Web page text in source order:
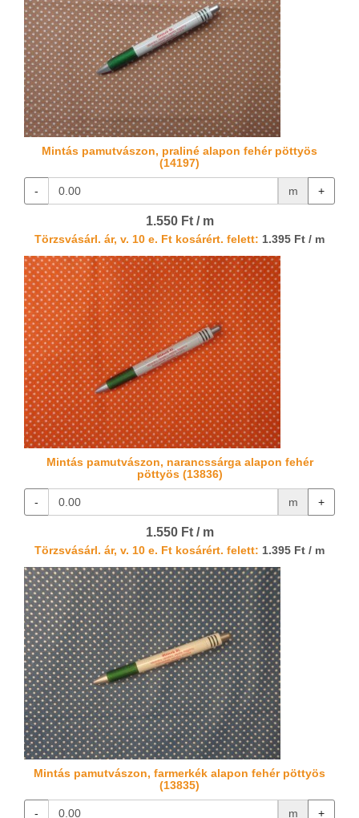
Mintás pamutvászon, praliné alapon fehér pöttyös
(14197)
- m +
1.550 Ft / m
Törzsvásárl. ár, v. 10 e. Ft kosárért. felett: 1.395 Ft / m
Mintás pamutvászon, narancssárga alapon fehér
pöttyös (13836)
- m +
1.550 Ft / m
Törzsvásárl. ár, v. 10 e. Ft kosárért. felett: 1.395 Ft / m
Mintás pamutvászon, farmerkék alapon fehér pöttyös
(13835)
- m +